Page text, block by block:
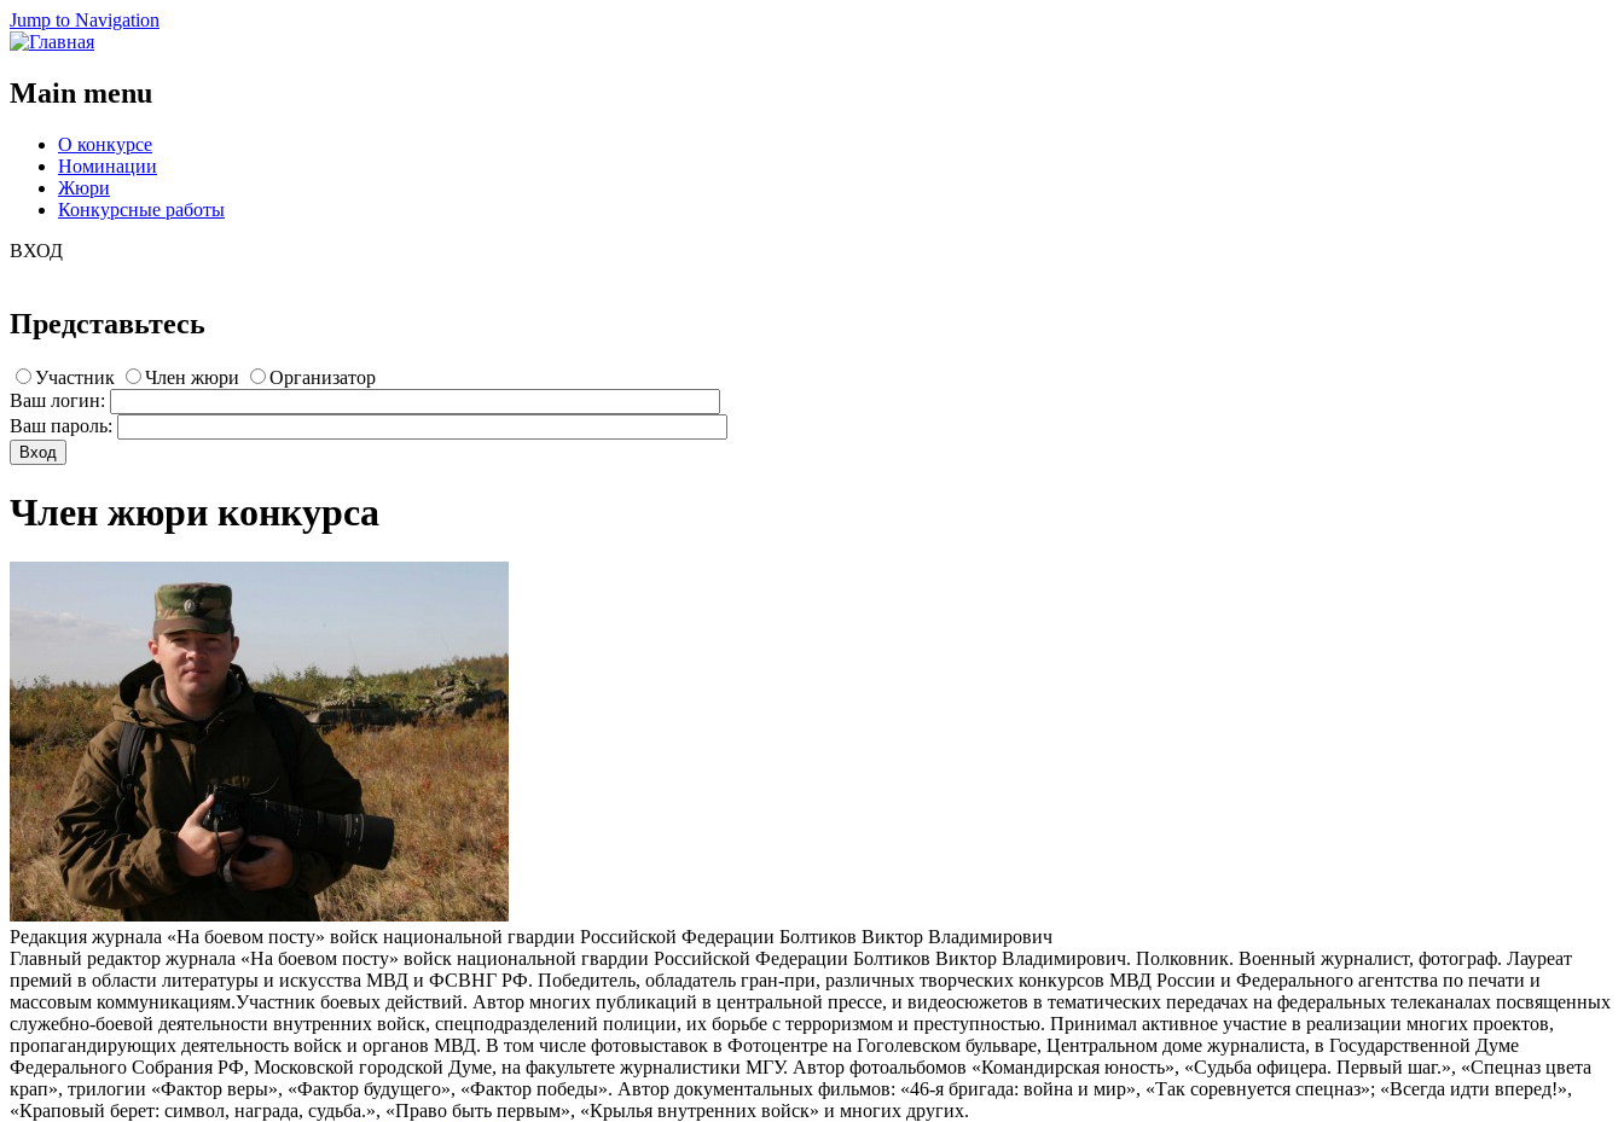
Jump to Navigation
Main menu
О конкурсе
Номинации
Жюри
Конкурсные работы
ВХОД
Представьтесь
Участник Член жюри
Организатор
Ваш логин:
Ваш пароль:
Член жюри конкурса
Редакция журнала «На боевом посту» войск национальной гвардии Российской Федерации Болтиков Виктор Владимирович
Главный редактор журнала «На боевом посту» войск национальной гвардии Российской Федерации Болтиков Виктор Владимирович. Полковник. Военный журналист, фотограф. Лауреат
премий в области литературы и искусства МВД и ФСВНГ РФ. Победитель, обладатель гран-при, различных творческих конкурсов МВД России и Федерального агентства по печати и
массовым коммуникациям.Участник боевых действий. Автор многих публикаций в центральной прессе, и видеосюжетов в тематических передачах на федеральных телеканалах посвященных
служебно-боевой деятельности внутренних войск, спецподразделений полиции, их борьбе с терроризмом и преступностью. Принимал активное участие в реализации многих проектов,
пропагандирующих деятельность войск и органов МВД. В том числе фотовыставок в Фотоцентре на Гоголевском бульваре, Центральном доме журналиста, в Государственной Думе
Федерального Собрания РФ, Московской городской Думе, на факультете журналистики МГУ. Автор фотоальбомов «Командирская юность», «Судьба офицера. Первый шаг.», «Спецназ цвета
крап», трилогии «Фактор веры», «Фактор будущего», «Фактор победы». Автор документальных фильмов: «46-я бригада: война и мир», «Так соревнуется спецназ»; «Всегда идти вперед!»,
«Краповый берет: символ, награда, судьба.», «Право быть первым», «Крылья внутренних войск» и многих других.